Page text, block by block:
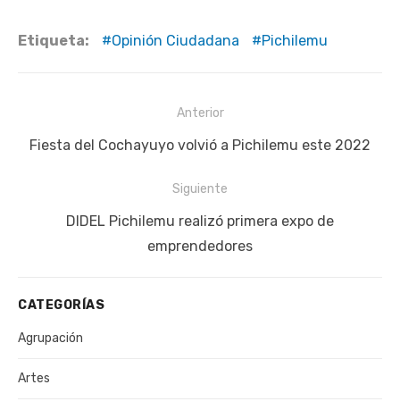
Etiqueta: Opinión Ciudadana Pichilemu
de
Anterior
Publicación
Fiesta del Cochayuyo volvió a Pichilemu este 2022
Siguiente
SiguienteDIDEL Pichilemu realizó primera expo de
emprendedores
CATEGORÍAS
Agrupación
Artes